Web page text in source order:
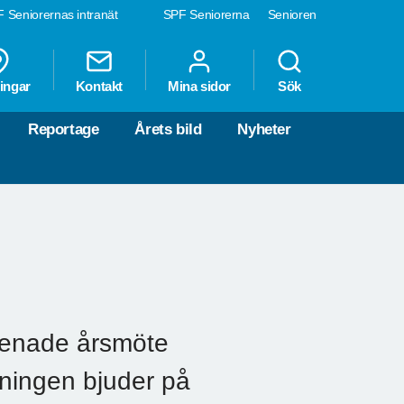
SPF Seniorerna Senioren
Seniorernas intranät
Kontakt Mina sidor Sök
Reportage Årets bild Nyheter
årsmöte
bjuder på